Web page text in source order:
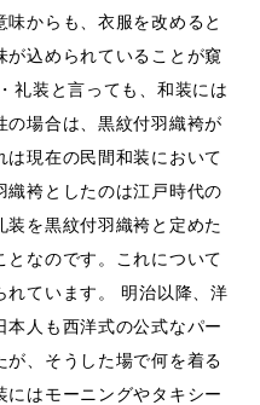
からも、衣服を改めると
が込められていることが窺
礼装と言っても、和装には
の場合は、黒紋付羽織袴が
は現在の民間和装において
織袴としたのは江戸時代の
装を黒紋付羽織袴と定めた
となのです。これについて
れています。 明治以降、洋
本人も西洋式の公式なパー
が、そうした場で何を着る
にはモーニングやタキシー